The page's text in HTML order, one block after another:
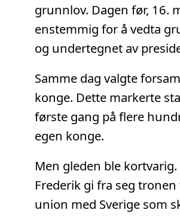
grunnlov. Dagen før, 16.
enstemmig for å vedta
og undertegnet av
Samme dag valgte
konge. Dette markerte
første gang på flere
egen konge.
Men gleden ble
Frederik gi fra seg
union med Sverige som